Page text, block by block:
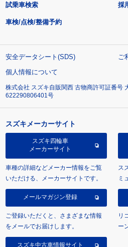
試乗車検索
車検/点検/整備予約
採
安全データシート(SDS)
ご
個人情報について
株式会社 スズキ自販関西 古物商許可証番号
622290806401号
スズキメーカーサイト
スズキ四輪車
メーカーサイト
車種の詳細などメーカー情報をご覧
いただける、メーカーサイトです。
ス
ミ
メールマガジン登録
ご登録いただくと、さまざまな情報
をメールでお届けします。
リ
ー
スズキ中古車情報サイト